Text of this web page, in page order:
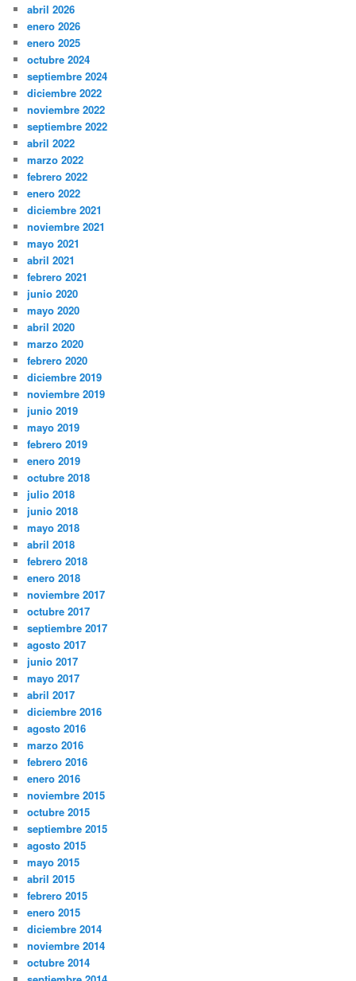
abril 2026
enero 2026
enero 2025
octubre 2024
septiembre 2024
diciembre 2022
noviembre 2022
septiembre 2022
abril 2022
marzo 2022
febrero 2022
enero 2022
diciembre 2021
noviembre 2021
mayo 2021
abril 2021
febrero 2021
junio 2020
mayo 2020
abril 2020
marzo 2020
febrero 2020
diciembre 2019
noviembre 2019
junio 2019
mayo 2019
febrero 2019
enero 2019
octubre 2018
julio 2018
junio 2018
mayo 2018
abril 2018
febrero 2018
enero 2018
noviembre 2017
octubre 2017
septiembre 2017
agosto 2017
junio 2017
mayo 2017
abril 2017
diciembre 2016
agosto 2016
marzo 2016
febrero 2016
enero 2016
noviembre 2015
octubre 2015
septiembre 2015
agosto 2015
mayo 2015
abril 2015
febrero 2015
enero 2015
diciembre 2014
noviembre 2014
octubre 2014